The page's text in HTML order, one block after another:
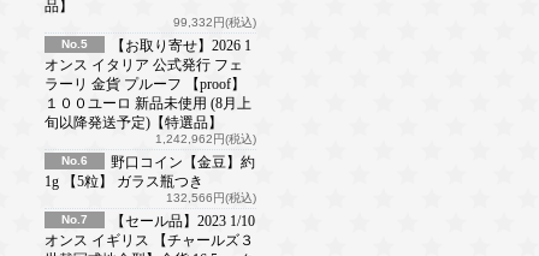
品】
99,332円(税込)
No.5
【お取り寄せ】2026 1
オンス イタリア 公式発行 フェ
ラーリ 金貨 プルーフ 【proof】
１００ユーロ 新品未使用 (8月上
旬以降発送予定)【特選品】
1,242,962円(税込)
No.6
野口コイン【金豆】約
1g 【5粒】 ガラス瓶つき
132,566円(税込)
No.7
【セール品】2023 1/10
オンス イギリス 【チャールズ３